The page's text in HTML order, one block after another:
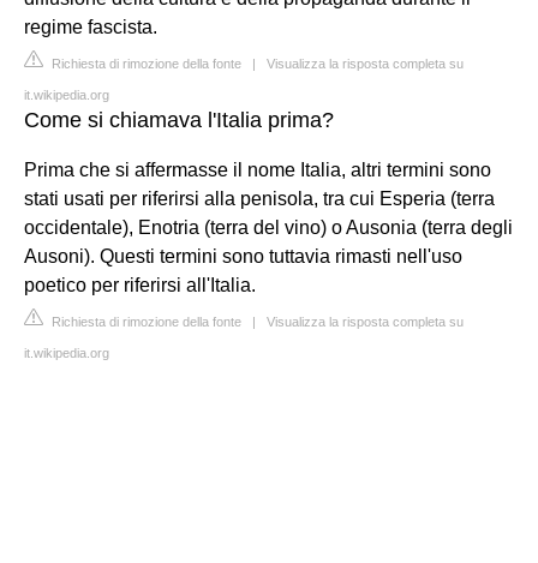
regime fascista.
Richiesta di rimozione della fonte | Visualizza la risposta completa su
it.wikipedia.org
Come si chiamava l'Italia prima?
Prima che si affermasse il nome Italia, altri termini sono
stati usati per riferirsi alla penisola, tra cui Esperia (terra
occidentale), Enotria (terra del vino) o Ausonia (terra degli
Ausoni). Questi termini sono tuttavia rimasti nell'uso
poetico per riferirsi all'Italia.
Richiesta di rimozione della fonte | Visualizza la risposta completa su
it.wikipedia.org